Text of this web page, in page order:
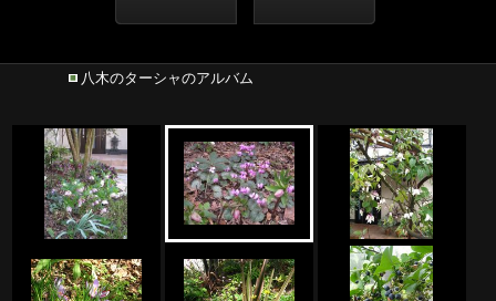
八木のターシャのアルバム